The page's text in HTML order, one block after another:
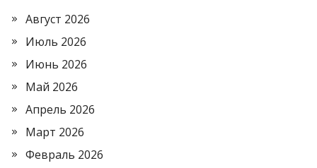
Август 2026
Июль 2026
Июнь 2026
Май 2026
Апрель 2026
Март 2026
Февраль 2026